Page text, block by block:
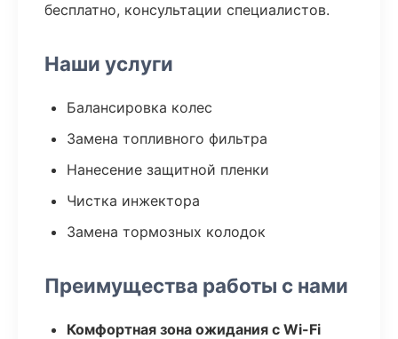
бесплатно, консультации специалистов.
Наши услуги
Балансировка колес
Замена топливного фильтра
Нанесение защитной пленки
Чистка инжектора
Замена тормозных колодок
Преимущества работы с нами
Комфортная зона ожидания с Wi-Fi